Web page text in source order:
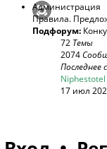
Администрация
Правила.
Подфорум:
72 Темы
2074
Последнее
Niphestotel
17 июл